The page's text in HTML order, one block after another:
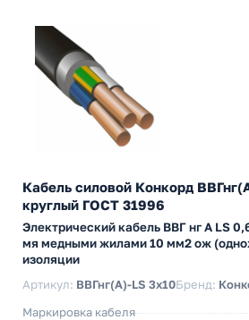
Кабель силовой Конкорд
круглый ГОСТ 31996
Электрический кабель ВВГ нг А LS
мя медными жилами 10 мм2 ож
изоляции
Артикул: ВВГнг(А)-LS 3х10Бренд:
Маркировка кабеля